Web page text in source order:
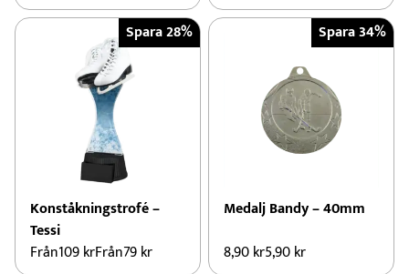
Spara 28%
Konståkningstrofé –
Tessi
Från109krFrån79kr
Spara 34%
Medalj Bandy – 40mm
8,90kr5,90kr